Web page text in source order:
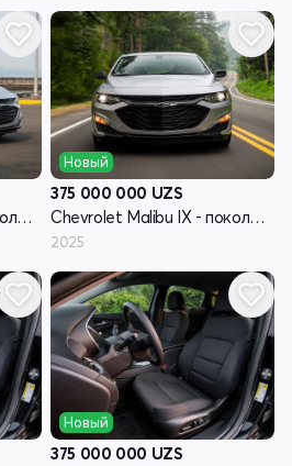
Chevrolet Malibu IX - поколение рестайлинг
Новый
375 000 000 UZS
Chevrolet Malibu IX - поколение рестайлинг
2025
Новый
375 000 000 UZS